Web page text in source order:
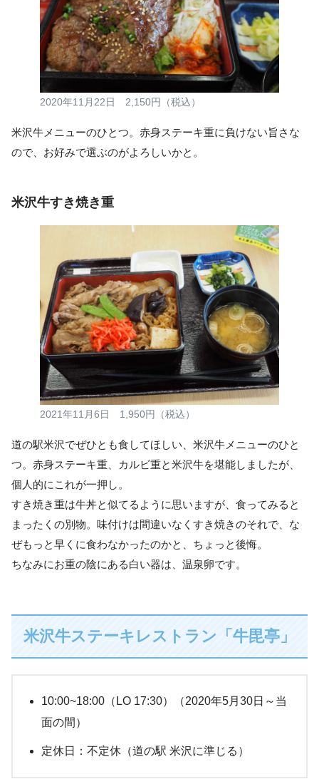
2020年11月22日 2,150円（税込）
米沢牛メニューのひとつ。赤身ステーキ重に負けない旨さな
ので、お好みで選ぶのがよろしいかと。
米沢牛すき焼き重
2021年11月6日 1,950円（税込）
道の駅米沢でぜひとも食してほしい、米沢牛メニューのひと
つ。赤身ステーキ重、カルビ重と米沢牛を堪能しましたが、
個人的にこれが一押し。
すき焼き重は牛丼と似てるように思いますが、食ってみると
まったくの別物。味付けは間違いなくすき焼きのそれで、な
ぜもっと早くに食わなかったのかと、ちょっと後悔。
ちなみにお重の陰にある白い器は、温泉卵です。
米沢牛ステーキレストラン「牛毘亭」
10:00~18:00（LO 17:30）（2020年5月30日～当
面の間）
定休日：不定休（道の駅 米沢に準じる）